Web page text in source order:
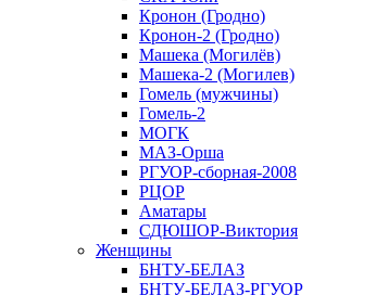
Кронон (Гродно)
Кронон-2 (Гродно)
Машека (Могилёв)
Машека-2 (Могилев)
Гомель (мужчины)
Гомель-2
МОГК
МАЗ-Орша
РГУОР-сборная-2008
РЦОР
Аматары
СДЮШОР-Виктория
Женщины
БНТУ-БЕЛАЗ
БНТУ-БЕЛАЗ-РГУОР